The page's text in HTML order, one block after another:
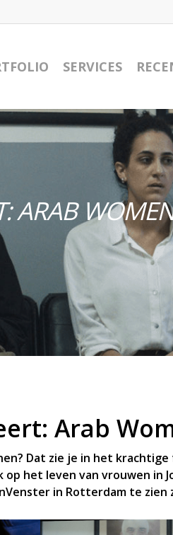
SERVICES
ARAB
Arab
Dat zie je in het krachtige
het leven van vrouwen in
in Rotterdam te zien